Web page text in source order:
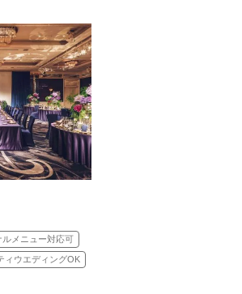
ルメニュー対応可
ィウエディングOK